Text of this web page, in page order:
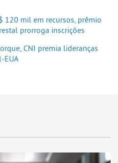
120 mil em recursos, prêmio
prorroga inscrições
CNI premia lideranças
EUA